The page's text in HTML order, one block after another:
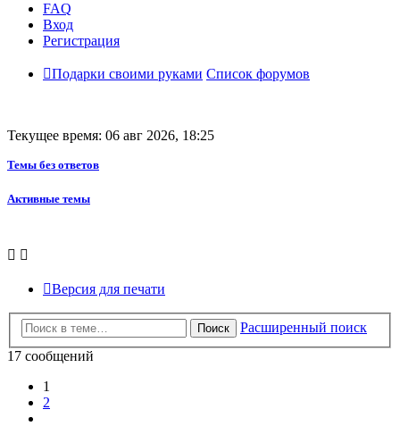
FAQ
Вход
Регистрация
Подарки своими руками Список форумов
Текущее время: 06 авг 2026, 18:25
Темы без ответов
Активные темы
Версия для печати
Поиск
Расширенный поиск
17 сообщений
1
2